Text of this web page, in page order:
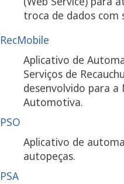
troca de dados com
RecMobile
Aplicativo de
Serviços de
desenvolvido para a
Automotiva.
PSO
Aplicativo de
autopeças.
PSA